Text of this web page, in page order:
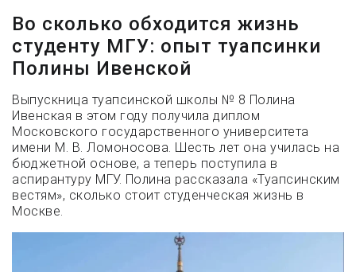
Во сколько обходится жизнь
студенту МГУ: опыт туапсинки
Полины Ивенской
Выпускница туапсинской школы № 8 Полина
Ивенская в этом году получила диплом
Московского государственного университета
имени М. В. Ломоносова. Шесть лет она училась на
бюджетной основе, а теперь поступила в
аспирантуру МГУ. Полина рассказала «Туапсинским
вестям», сколько стоит студенческая жизнь в
Москве.